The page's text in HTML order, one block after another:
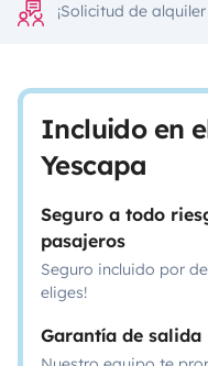
¡Solicitud de
Incluido en
Yescapa
Seguro a todo
pasajeros
Seguro incluido por
eliges!
Garantía de salida